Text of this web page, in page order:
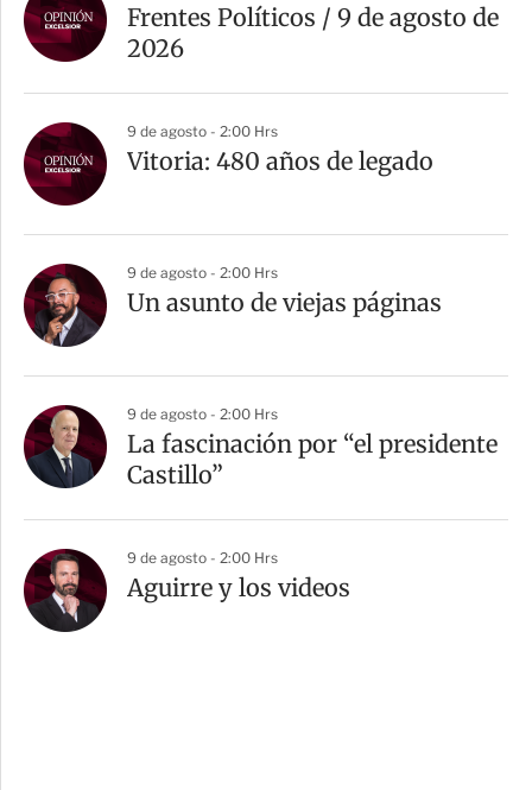
Frentes Políticos / 9 de agosto de
2026
9 de agosto - 2:00 Hrs
Vitoria: 480 años de legado
9 de agosto - 2:00 Hrs
Un asunto de viejas páginas
9 de agosto - 2:00 Hrs
La fascinación por “el presidente
Castillo”
9 de agosto - 2:00 Hrs
Aguirre y los videos